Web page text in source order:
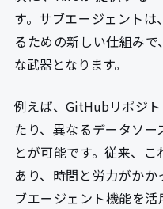
す。サブエージェント
るための新しい仕組み
な武器となります。
例えば、GitHubリポジ
たり、異なるデータソ
とが可能です。従来、
あり、時間と労力がか
ブエージェント機能を